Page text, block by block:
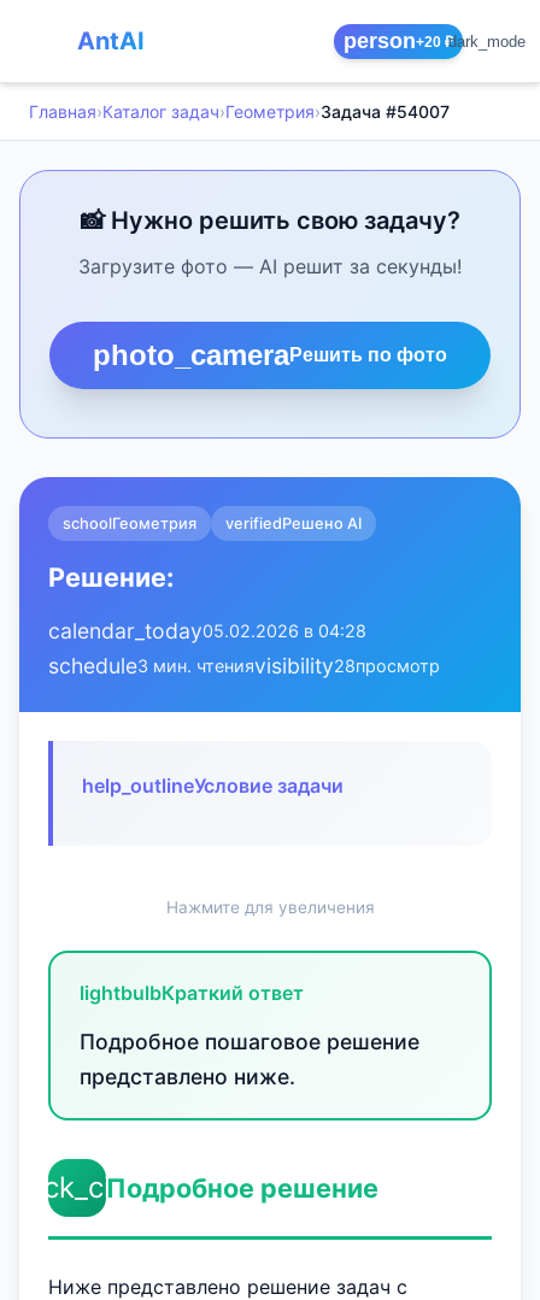
AntAI person+20 ₽dark_mode
Главная›Каталог задач›Геометрия›Задача #54007
📸 Нужно решить свою задачу?
Загрузите фото — AI решит за секунды!
photo_cameraРешить по фото
schoolГеометрия verifiedРешено AI
Решение:
calendar_today05.02.2026 в 04:28
schedule3 мин. чтенияvisibility28просмотр
help_outlineУсловие задачи
Нажмите для увеличения
lightbulbКраткий ответ
Подробное пошаговое решение
представлено ниже.
Подробное решение
Ниже представлено решение задач с